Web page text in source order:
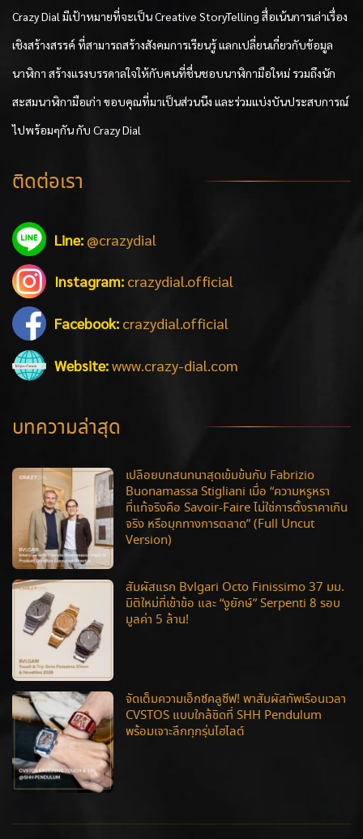
Crazy Dial มีเป้าหมายที่จะเป็น Creative StoryTelling สื่อเน้นการเล่าเรื่อง
เชิงสร้างสรรค์ ที่สามารถสร้างสังคมการเรียนรู้ แลกเปลี่ยนเกี่ยวกับข้อมูล
นาฬิกา สร้างแรงบรรดาลใจให้กับคนที่ชื่นชอบนาฬิกามือใหม่ รวมถึงนัก
สะสมนาฬิกามือเก่า ขอบคุณที่มาเป็นส่วนนึง และร่วมแบ่งบันประสบการณ์
ไปพร้อมๆกัน กับ Crazy Dial
ติดต่อเรา
Line: @crazydial
Instagram: crazydial.official
Facebook: crazydial.official
Website:www.crazy-dial.com
บทความล่าสุด
เปลือยบทสนทนาสุดเข้มข้นกับ Fabrizio
Buonamassa Stigliani เมื่อ “ความหรูหรา
ที่แท้จริงคือ Savoir-Faire ไม่ใช่การตั้งราคาเกิน
จริง หรือมุกทางการตลาด” (Full Uncut
Version)
สัมผัสแรก Bvlgari Octo Finissimo 37 มม.
มิติใหม่ที่เข้าข้อ และ “งูยักษ์” Serpenti 8 รอบ
มูลค่า 5 ล้าน!
จัดเต็มความเอ็กซ์คลูซีฟ! พาสัมผัสทัพเรือนเวลา
CVSTOS แบบใกล้ชิดที่ SHH Pendulum
พร้อมเจาะลึกทุกรุ่นไฮไลต์